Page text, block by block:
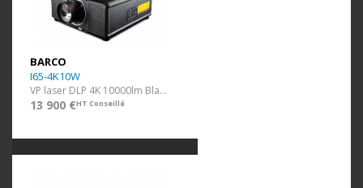
BARCO
I65-4K10W
VP laser DLP 4K 10000lm Blanc ss optique
13 900 €HT Conseillé